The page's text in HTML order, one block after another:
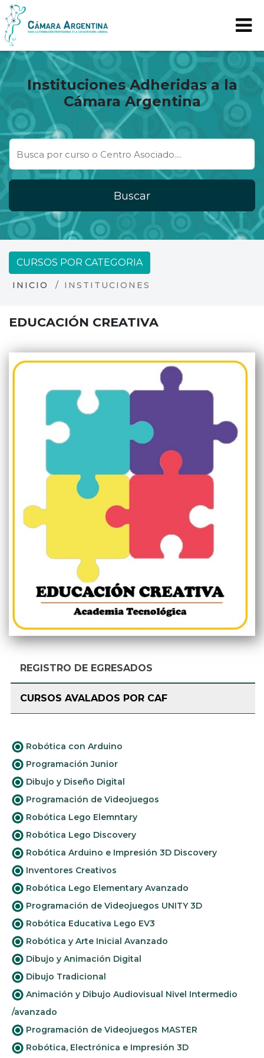
Instituciones Adheridas a la
Cámara Argentina
Buscar
CURSOS POR CATEGORIA
INICIO INSTITUCIONES
EDUCACIÓN CREATIVA
REGISTRO DE EGRESADOS
CURSOS AVALADOS POR CAF
Robótica con Arduino
Programación Junior
Dibujo y Diseño Digital
Programación de Videojuegos
Robótica Lego Elemntary
Robótica Lego Discovery
Robótica Arduino e Impresión 3D Discovery
Inventores Creativos
Robótica Lego Elementary Avanzado
Programación de Videojuegos UNITY 3D
Robótica Educativa Lego EV3
Robótica y Arte Inicial Avanzado
Dibujo y Animación Digital
Dibujo Tradicional
Animación y Dibujo Audiovisual Nivel Intermedio
/avanzado
Programación de Videojuegos MASTER
Robótica, Electrónica e Impresión 3D